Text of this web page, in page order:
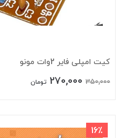
کیت امپلی فایر 2وات مونو
350,000
270,000 تومان
16٪